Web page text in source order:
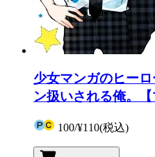
少女マンガのヒー
ン扱いされる俺。
100/¥110(税込)